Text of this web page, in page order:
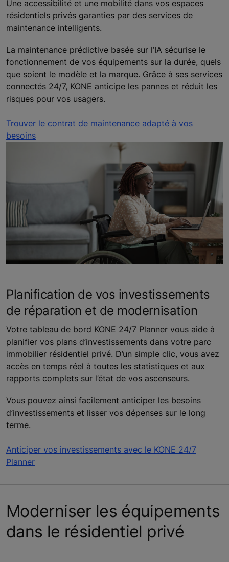
Une accessibilité et une mobilité dans vos espaces
résidentiels privés garanties par des services de
maintenance intelligents.
La maintenance prédictive basée sur l’IA sécurise le
fonctionnement de vos équipements sur la durée, quels
que soient le modèle et la marque. Grâce à ses services
connectés 24/7, KONE anticipe les pannes et réduit les
risques pour vos usagers.
Trouver le contrat de maintenance adapté à vos
besoins
Planification de vos investissements
de réparation et de modernisation
Votre tableau de bord KONE 24/7 Planner vous aide à
planifier vos plans d’investissements dans votre parc
immobilier résidentiel privé. D’un simple clic, vous avez
accès en temps réel à toutes les statistiques et aux
rapports complets sur l’état de vos ascenseurs.
Vous pouvez ainsi facilement anticiper les besoins
d’investissements et lisser vos dépenses sur le long
terme.
Anticiper vos investissements avec le KONE 24/7
Planner
Moderniser les équipements
dans le résidentiel privé